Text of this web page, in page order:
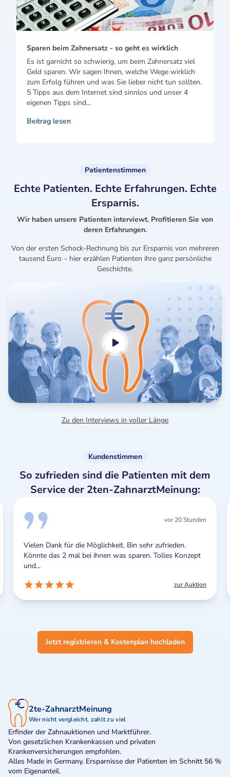
Sparen beim Zahnersatz - so geht es wirklich
Es ist garnicht so schwierig, um beim Zahnersatz viel
Geld sparen. Wir sagen Ihnen, welche Wege wirklich
zum Erfolg führen und was Sie lieber nicht tun sollten.
5 Tipps aus dem Internet sind sinnlos und unser 4
eigenen Tipps sind...
Beitrag lesen
Patientenstimmen
Echte Patienten. Echte Erfahrungen. Echte
Ersparnis.
Wir haben unsere Patienten interviewt. Profitieren Sie von
deren Erfahrungen.
Von der ersten Schock-Rechnung bis zur Ersparnis von mehreren
tausend Euro – hier erzählen Patienten ihre ganz persönliche
Geschichte.
Zu den Interviews in voller Länge
Kundenstimmen
So zufrieden sind die Patienten mit dem
Service der 2ten-ZahnarztMeinung:
vor 20 Stunden
Dank für die Möglichkeit. Bin sehr zufrieden.
das 2 mal bei ihnen was sparen. Tolles Konzept
zur Auktion
Jetzt registrieren & Kostenplan hochladen
2te-ZahnarztMeinung
Wer nicht vergleicht, zahlt zu viel
Erfinder der Zahnauktionen und Marktführer.
Von gesetzlichen Krankenkassen und privaten
Krankenversicherungen empfohlen.
Alles Made in Germany. Ersparnisse der Patienten im Schnitt 56 %
vom Eigenanteil.